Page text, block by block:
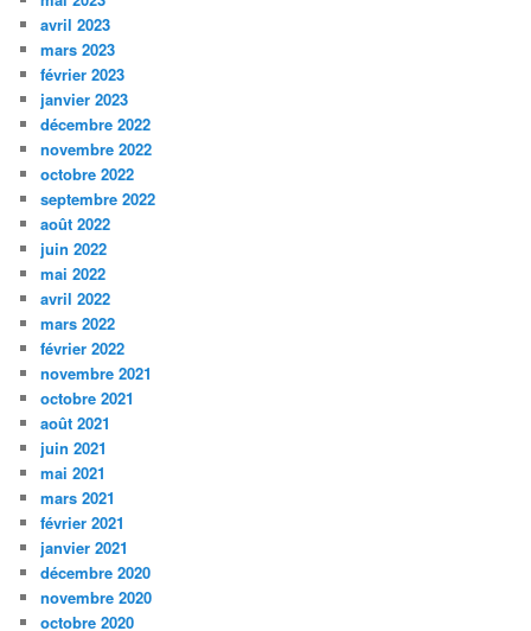
avril 2023
mars 2023
février 2023
janvier 2023
décembre 2022
novembre 2022
octobre 2022
septembre 2022
août 2022
juin 2022
mai 2022
avril 2022
mars 2022
février 2022
novembre 2021
octobre 2021
août 2021
juin 2021
mai 2021
mars 2021
février 2021
janvier 2021
décembre 2020
novembre 2020
octobre 2020